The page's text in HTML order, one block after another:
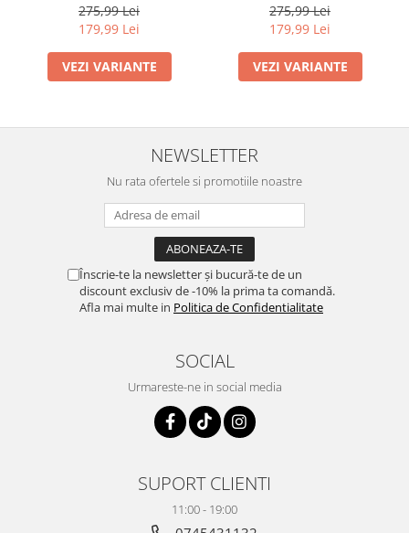
275,99 Lei
179,99 Lei
VEZI VARIANTE
275,99 Lei
179,99 Lei
VEZI VARIANTE
NEWSLETTER
Nu rata ofertele si promotiile noastre
Înscrie-te la newsletter și bucură-te de un
discount exclusiv de -10% la prima ta comandă.
Afla mai multe in Politica de Confidentialitate
SOCIAL
Urmareste-ne in social media
SUPORT CLIENTI
11:00 - 19:00